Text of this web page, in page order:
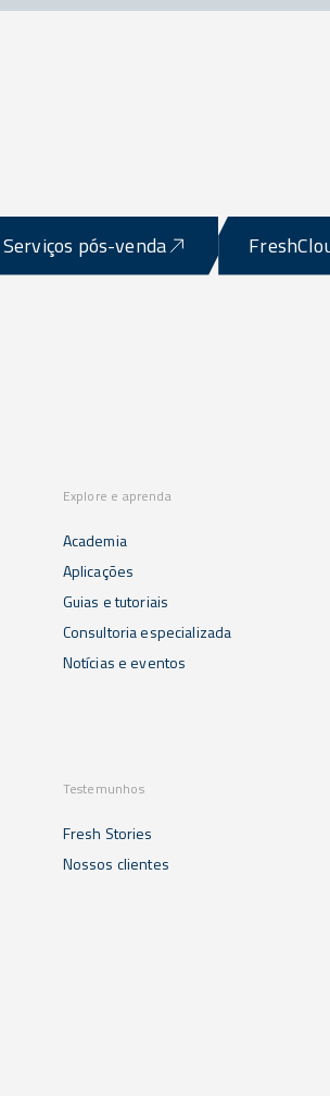
Serviços pós-venda
Explore e aprenda
Academia
Aplicações
Guias e tutoriais
Consultoria especializada
Notícias e eventos
Testemunhos
Fresh Stories
Nossos clientes